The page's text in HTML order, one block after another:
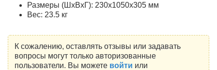
Размеры (ШхВхГ): 230x1050x305 мм
Вес: 23.5 кг
К сожалению, оставлять отзывы или задавать
вопросы могут только авторизованные
пользователи. Вы можете войти или